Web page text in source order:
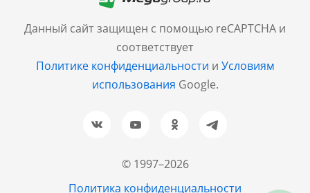
© 1997–2026
Политика конфиденциальности
Данный сайт защищен с помощью reCAPTCHA и
соответствует
Политике конфиденциальности и Условиям
использования Google.
Санкт-Петербург
+7 (812) 600-77-33
Барнаул
+7 (961) 999-93-93
Новосибирск